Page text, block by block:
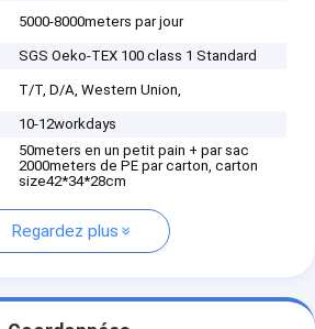
5000-8000meters par jour
SGS Oeko-TEX 100 class 1 Standard
T/T, D/A, Western Union,
10-12workdays
50meters en un petit pain + par sac
2000meters de PE par carton, carton
size42*34*28cm
Regardez plus